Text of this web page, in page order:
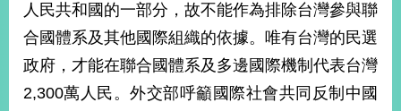
人民共和國的一部分，故不能作為排除台灣參與聯
合國體系及其他國際組織的依據。唯有台灣的民選
政府，才能在聯合國體系及多邊國際機制代表台灣
2,300萬人民。外交部呼籲國際社會共同反制中國